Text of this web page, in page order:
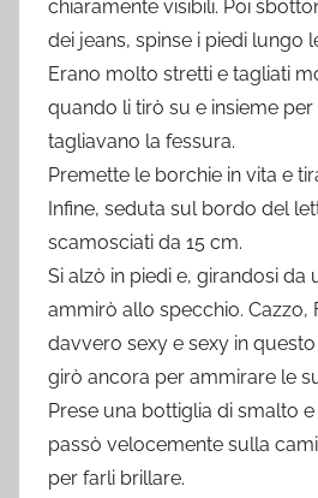
chiaramente visibili. Poi
dei jeans, spinse i piedi lungo
Erano molto stretti e tagliati
quando li tirò su e insieme
tagliavano la fessura.
Premette le borchie in vita e
Infine, seduta sul bordo del
scamosciati da 15 cm.
Si alzò in piedi e, girandosi da
ammirò allo specchio. Cazzo,
davvero sexy e sexy in
girò ancora per ammirare le
Prese una bottiglia di smalto
passò velocemente sulla
per farli brillare.